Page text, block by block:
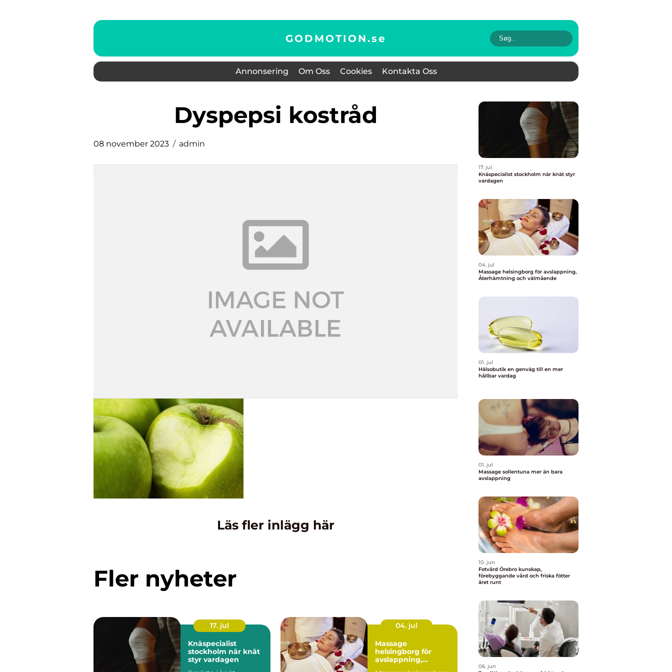
GODMOTION.se
Annonsering Om Oss Cookies Kontakta Oss
dyspepsi kostråd
08 november 2023 admin
Läs fler inlägg här
Fler nyheter
17. jul
Knäspecialist
stockholm när knät
styr vardagen
04. jul
Massage
helsingborg för
avslappning,
17. jul
Knäspecialist stockholm när knät styr
vardagen
04. jul
Massage helsingborg för avslappning,
Återhämtning och välmående
01. jul
Hälsobutik en genväg till en mer
hållbar vardag
01. jul
Massage sollentuna mer än bara
avslappning
10. jun
Fotvård Örebro kunskap,
förebyggande vård och friska fötter
året runt
06. jun